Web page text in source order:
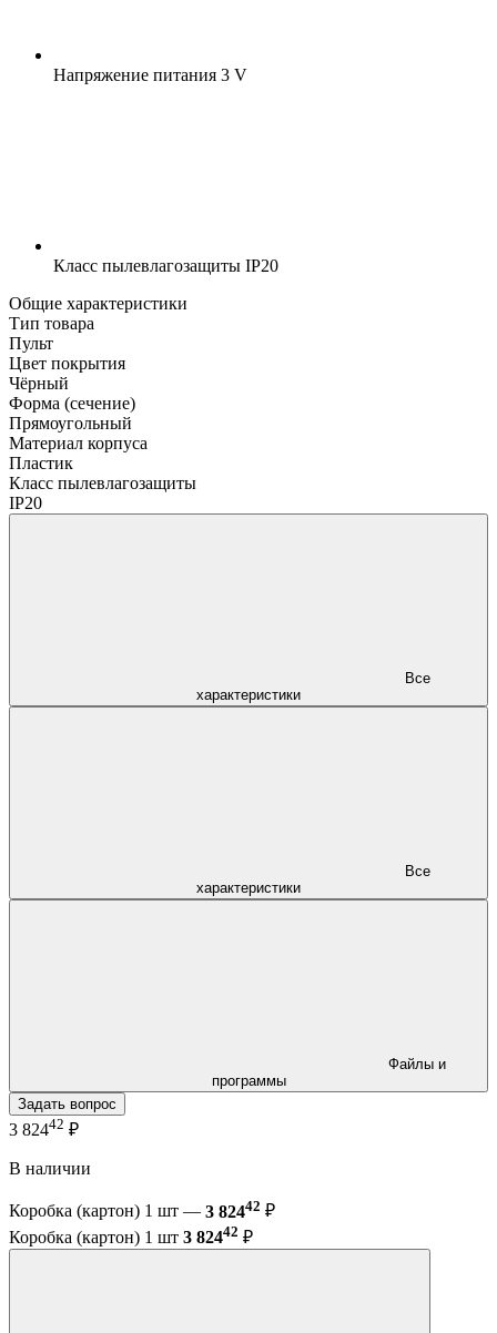
Напряжение питания 3 V
Класс пылевлагозащиты IP20
Общие характеристики
Тип товара
Пульт
Цвет покрытия
Чёрный
Форма (сечение)
Прямоугольный
Материал корпуса
Пластик
Класс пылевлагозащиты
IP20
характеристики
характеристики
программы
Задать вопрос
3 82442 ₽
В наличии
Коробка (картон) 1 шт — 3 82442 ₽
Коробка (картон) 1 шт 3 82442 ₽